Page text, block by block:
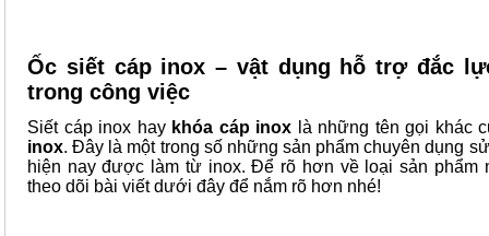
Ốc siết cáp inox – vật dụng hỗ trợ đắc
trong công việc
Siết cáp inox hay khóa cáp inox là những tên gọi khác
inox. Đây là một trong số những sản phẩm chuyên dụng
hiện nay được làm từ inox. Để rõ hơn về loại sản phẩm
theo dõi bài viết dưới đây để nắm rõ hơn nhé!